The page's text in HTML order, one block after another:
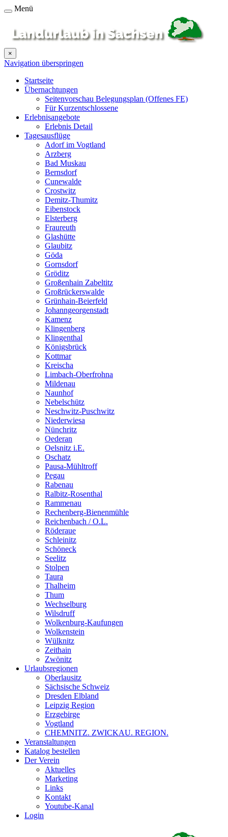
Menü
×
Navigation überspringen
Startseite
Übernachtungen
Seitenvorschau Belegungsplan (Offenes FE)
Für Kurzentschlossene
Erlebnisangebote
Erlebnis Detail
Tagesausflüge
Adorf im Vogtland
Arzberg
Bad Muskau
Bernsdorf
Cunewalde
Crostwitz
Demitz-Thumitz
Eibenstock
Elsterberg
Fraureuth
Glashütte
Glaubitz
Göda
Gornsdorf
Gröditz
Großenhain Zabeltitz
Großrückerswalde
Grünhain-Beierfeld
Johanngeorgenstadt
Kamenz
Klingenberg
Klingenthal
Königsbrück
Kottmar
Kreischa
Limbach-Oberfrohna
Mildenau
Naunhof
Nebelschütz
Neschwitz-Puschwitz
Niederwiesa
Nünchritz
Oederan
Oelsnitz i.E.
Oschatz
Pausa-Mühltroff
Pegau
Rabenau
Ralbitz-Rosenthal
Rammenau
Rechenberg-Bienenmühle
Reichenbach / O.L.
Röderaue
Schleinitz
Schöneck
Seelitz
Stolpen
Taura
Thalheim
Thum
Wechselburg
Wilsdruff
Wolkenburg-Kaufungen
Wolkenstein
Wülknitz
Zeithain
Zwönitz
Urlaubsregionen
Oberlausitz
Sächsische Schweiz
Dresden Elbland
Leipzig Region
Erzgebirge
Vogtland
CHEMNITZ. ZWICKAU. REGION.
Veranstaltungen
Katalog bestellen
Der Verein
Aktuelles
Marketing
Links
Kontakt
Youtube-Kanal
Login